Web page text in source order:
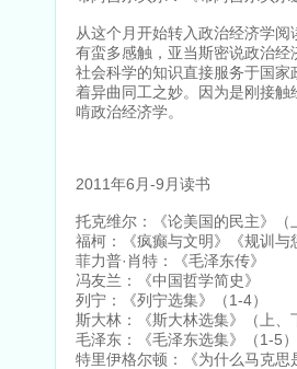
从这个月开始转入政治经济学
有蛮多感触，亚当斯密说政治
社会科学的知识直接服务于国
着异曲同工之妙。因为是刚接
啃政治经济学。
2011年6月-9月读书
托克维尔：《论美国的民主》（
福柯：《疯癫与文明》《规训
菲力普·肖特：《毛泽东传》
冯友兰：《中国哲学简史》
列宁：《列宁选集》（1-4）
斯大林：《斯大林选集》（上、
毛泽东：《毛泽东选集》（1-5
特里伊格尔顿：《为什么马克思